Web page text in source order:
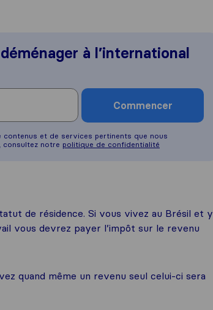
à l’international
Commencer
et de services pertinents que nous
consultez notre politique de confidentialité
de résidence. Si vous vivez au Brésil et y
vous devrez payer l’impôt sur le revenu
quand même un revenu seul celui-ci sera